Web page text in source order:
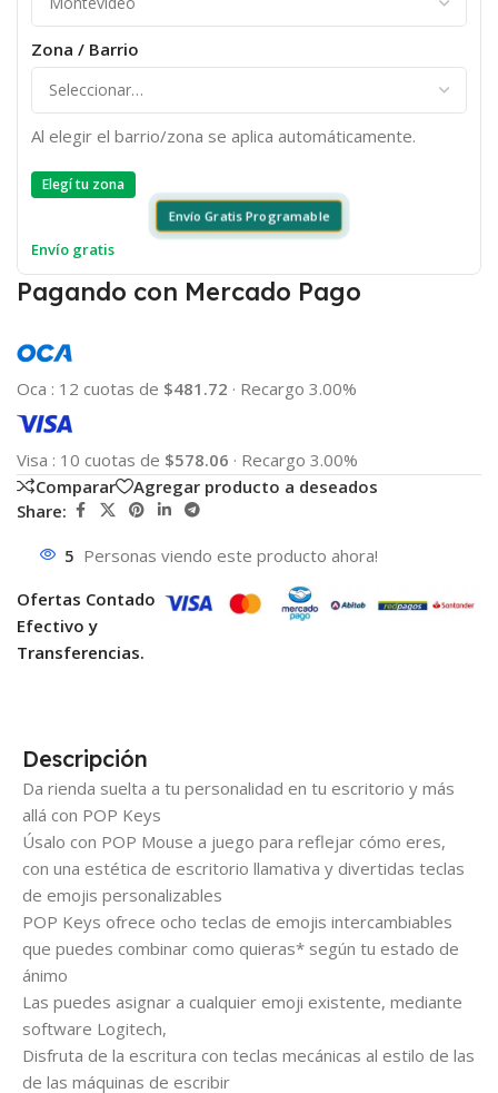
Zona / Barrio
Al elegir el barrio/zona se aplica automáticamente.
Elegí tu zona
Envío Gratis Programable
Envío gratis
Pagando con Mercado Pago
Oca : 12 cuotas de $481.72 · Recargo 3.00%
Visa : 10 cuotas de $578.06 · Recargo 3.00%
Comparar
Agregar producto a deseados
Share:
5 Personas viendo este producto ahora!
Ofertas Contado
Efectivo y
Transferencias.
Descripción
Da rienda suelta a tu personalidad en tu escritorio y más
allá con POP Keys
Úsalo con POP Mouse a juego para reflejar cómo eres,
con una estética de escritorio llamativa y divertidas teclas
de emojis personalizables
POP Keys ofrece ocho teclas de emojis intercambiables
que puedes combinar como quieras* según tu estado de
ánimo
Las puedes asignar a cualquier emoji existente, mediante
software Logitech,
Disfruta de la escritura con teclas mecánicas al estilo de las
de las máquinas de escribir